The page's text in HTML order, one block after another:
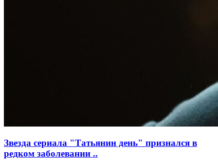
Звезда сериала "Татьянин день" признался в
редком заболевании ..